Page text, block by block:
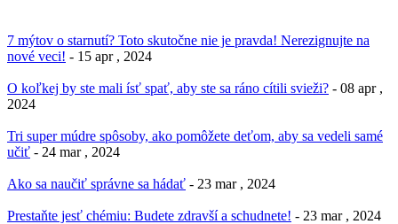
7 mýtov o starnutí? Toto skutočne nie je pravda! Nerezignujte na
nové veci! - 15 apr , 2024
O koľkej by ste mali ísť spať, aby ste sa ráno cítili svieži? - 08 apr ,
2024
Tri super múdre spôsoby, ako pomôžete deťom, aby sa vedeli samé
učiť - 24 mar , 2024
Ako sa naučiť správne sa hádať - 23 mar , 2024
Prestaňte jesť chémiu: Budete zdravší a schudnete! - 23 mar , 2024